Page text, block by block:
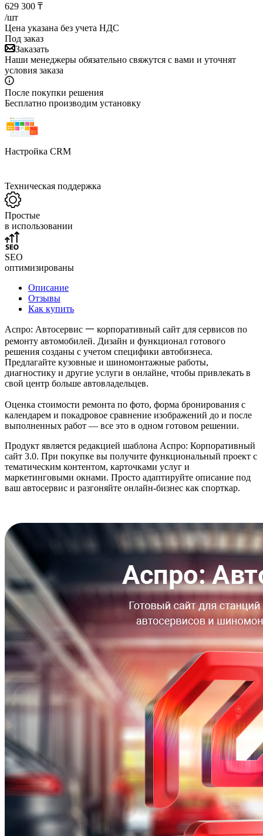
629 300 ₸
/шт
Цена указана без учета НДС
Под заказ
Заказать
Наши менеджеры обязательно свяжутся с вами и уточнят
условия заказа
После покупки решения
Бесплатно производим установку
Настройка CRM
Техническая поддержка
Простые
в использовании
SEO
оптимизированы
Описание
Отзывы
Как купить
Аспро: Автосервис 一 корпоративный сайт для сервисов по
ремонту автомобилей. Дизайн и функционал готового
решения созданы с учетом специфики автобизнеса.
Предлагайте кузовные и шиномонтажные работы,
диагностику и другие услуги в онлайне, чтобы привлекать в
свой центр больше автовладельцев.
Оценка стоимости ремонта по фото, форма бронирования с
календарем и покадровое сравнение изображений до и после
выполненных работ — все это в одном готовом решении.
Продукт является редакцией шаблона Аспро: Корпоративный
сайт 3.0. При покупке вы получите функциональный проект с
тематическим контентом, карточками услуг и
маркетинговыми окнами. Просто адаптируйте описание под
ваш автосервис и разгоняйте онлайн-бизнес как спорткар.